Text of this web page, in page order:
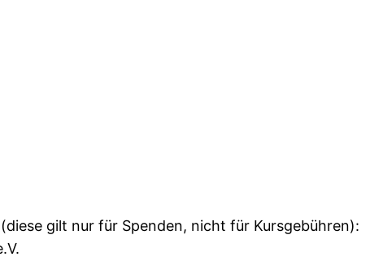
gilt nur für Spenden, nicht für Kursgebühren):